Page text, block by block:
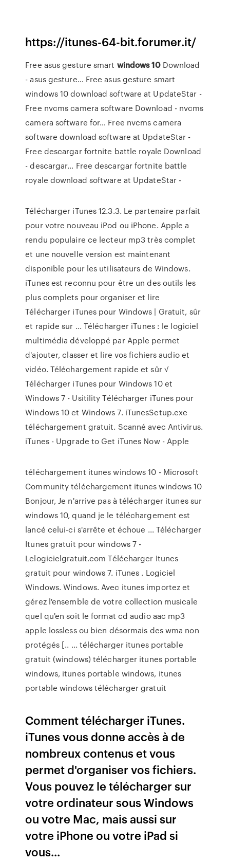
https://itunes-64-bit.forumer.it/
Free asus gesture smart windows10Download
- asus gesture… Free asus gesture smart
windows 10 download software at UpdateStar -
Free nvcms camera software Download - nvcms
camera software for… Free nvcms camera
software download software at UpdateStar -
Free descargar fortnite battle royale Download
- descargar… Free descargar fortnite battle
royale download software at UpdateStar -
Télécharger iTunes 12.3.3. Le partenaire parfait
pour votre nouveau iPod ou iPhone. Apple a
rendu populaire ce lecteur mp3 très complet
et une nouvelle version est maintenant
disponible pour les utilisateurs de Windows.
iTunes est reconnu pour être un des outils les
plus complets pour organiser et lire
Télécharger iTunes pour Windows | Gratuit, sûr
et rapide sur ... Télécharger iTunes : le logiciel
multimédia développé par Apple permet
d'ajouter, classer et lire vos fichiers audio et
vidéo. Téléchargement rapide et sûr √
Télécharger iTunes pour Windows 10 et
Windows 7 - Usitility Télécharger iTunes pour
Windows 10 et Windows 7. iTunesSetup.exe
téléchargement gratuit. Scanné avec Antivirus.
iTunes - Upgrade to Get iTunes Now - Apple
téléchargement itunes windows 10 - Microsoft
Community téléchargement itunes windows 10
Bonjour, Je n'arrive pas à télécharger itunes sur
windows 10, quand je le téléchargement est
lancé celui-ci s'arrête et échoue ... Télécharger
Itunes gratuit pour windows 7 -
Lelogicielgratuit.com Télécharger Itunes
gratuit pour windows 7. iTunes . Logiciel
Windows. Windows. Avec itunes importez et
gérez l'ensemble de votre collection musicale
quel qu'en soit le format cd audio aac mp3
apple lossless ou bien désormais des wma non
protégés [.. ... télécharger itunes portable
gratuit (windows) télécharger itunes portable
windows, itunes portable windows, itunes
portable windows télécharger gratuit
Comment télécharger iTunes.
iTunes vous donne accès à de
nombreux contenus et vous
permet d'organiser vos fichiers.
Vous pouvez le télécharger sur
votre ordinateur sous Windows
ou votre Mac, mais aussi sur
votre iPhone ou votre iPad si
vous...